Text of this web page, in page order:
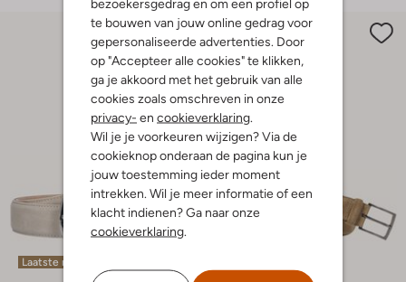
bezoekersgedrag en om een profiel op
te bouwen van jouw online gedrag voor
gepersonaliseerde advertenties. Door
op "Accepteer alle cookies" te klikken,
ga je akkoord met het gebruik van alle
cookies zoals omschreven in onze
privacy- en cookieverklaring.
Wil je je voorkeuren wijzigen? Via de
cookieknop onderaan de pagina kun je
jouw toestemming ieder moment
intrekken. Wil je meer informatie of een
klacht indienen? Ga naar onze
cookieverklaring.
Laatste maten